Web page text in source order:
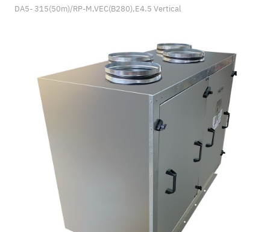
DA5- 315(50m)/RP-M,VEC(B280),E4.5 Vertical